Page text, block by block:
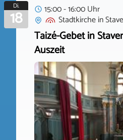
Di.
18
15:00 - 16:00 Uhr
Stadtkirchein
Taizé-Gebet in
Auszeit